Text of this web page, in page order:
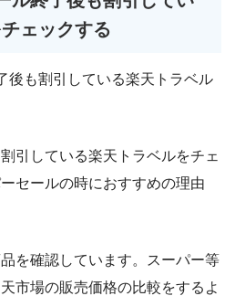
ェックする
後も割引している楽天トラベル
引している楽天トラベルをチェ
セールの時におすすめの理由
を確認しています。スーパー等
市場の販売価格の比較をするよ